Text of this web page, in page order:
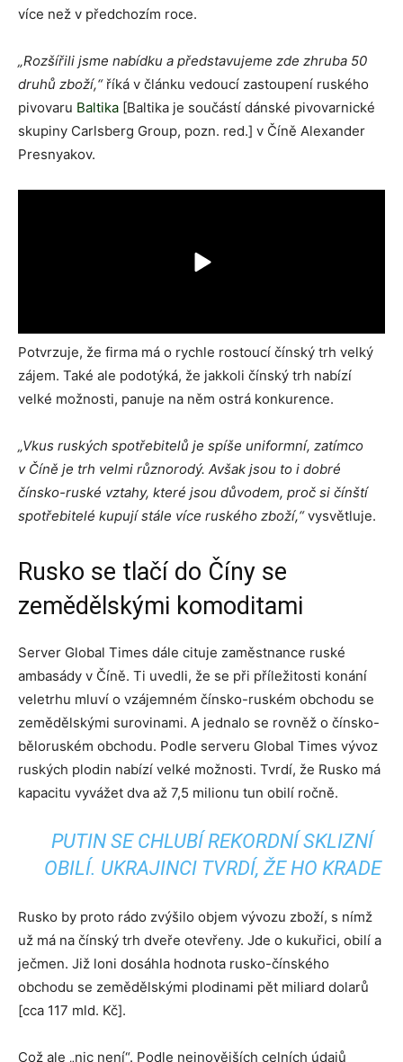
více než v předchozím roce.
„Rozšířili jsme nabídku a představujeme zde zhruba 50
druhů zboží,“říká v článku vedoucí zastoupení ruského
pivovaru Baltika [Baltika je součástí dánské pivovarnické
skupiny Carlsberg Group, pozn. red.] v Číně Alexander
Presnyakov.
Potvrzuje, že firma má o rychle rostoucí čínský trh velký
zájem. Také ale podotýká, že jakkoli čínský trh nabízí
velké možnosti, panuje na něm ostrá konkurence.
„Vkus ruských spotřebitelů je spíše uniformní, zatímco
v Číně je trh velmi různorodý. Avšak jsou to i dobré
čínsko-ruské vztahy, které jsou důvodem, proč si čínští
spotřebitelé kupují stále více ruského zboží,“vysvětluje.
Rusko se tlačí do Číny se
zemědělskými komoditami
Server Global Times dále cituje zaměstnance ruské
ambasády v Číně. Ti uvedli, že se při příležitosti konání
veletrhu mluví o vzájemném čínsko-ruském obchodu se
zemědělskými surovinami. A jednalo se rovněž o čínsko-
běloruském obchodu. Podle serveru Global Times vývoz
ruských plodin nabízí velké možnosti. Tvrdí, že Rusko má
kapacitu vyvážet dva až 7,5 milionu tun obilí ročně.
PUTIN SE CHLUBÍ REKORDNÍ SKLIZNÍ
OBILÍ. UKRAJINCI TVRDÍ, ŽE HO KRADE
Rusko by proto rádo zvýšilo objem vývozu zboží, s nímž
už má na čínský trh dveře otevřeny. Jde o kukuřici, obilí a
ječmen. Již loni dosáhla hodnota rusko-čínského
obchodu se zemědělskými plodinami pět miliard dolarů
[cca 117 mld. Kč].
Což ale „nic není“. Podle nejnovějších celních údajů